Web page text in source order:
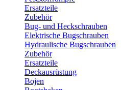
Ersatzteile
Zubehör
Bug- und Heckschrauben
Elektrische Bugschrauben
Hydraulische Bugschrauben
Zubehör
Ersatzteile
Deckausrüstung
Bojen